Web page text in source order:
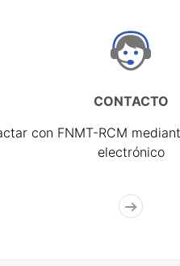
CONTACTO
con FNMT-RCM
electrónico